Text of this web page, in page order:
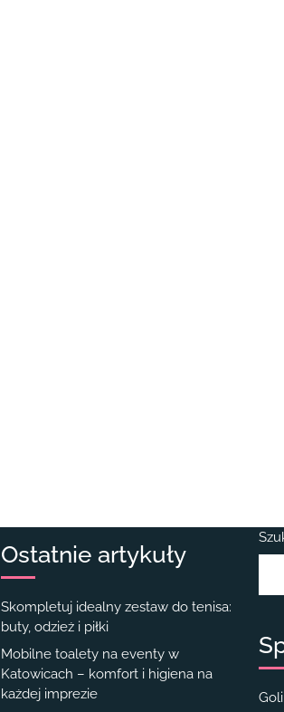
Ostatnie artykuły
Skompletuj idealny zestaw do tenisa:
buty, odzież i piłki
Mobilne toalety na eventy w
Katowicach – komfort i higiena na
każdej imprezie